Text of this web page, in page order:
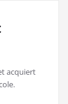
acquiert